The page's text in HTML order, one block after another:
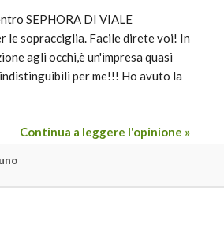
SEPHORA DI VIALE
le sopracciglia. Facile direte voi! In
agli occhi,è un'impresa quasi
per me!!! Ho avuto la
Continua a leggere l'opinione »